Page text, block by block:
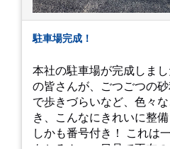
駐車場完成！
本社の駐車場が完成しま
の皆さんが、ごつごつの
で歩きづらいなど、色々
き、こんなにきれいに整
しかも番号付き！ これは